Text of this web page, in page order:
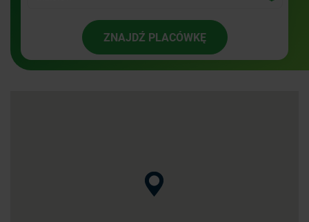
ZNAJDŹ PLACÓWKĘ